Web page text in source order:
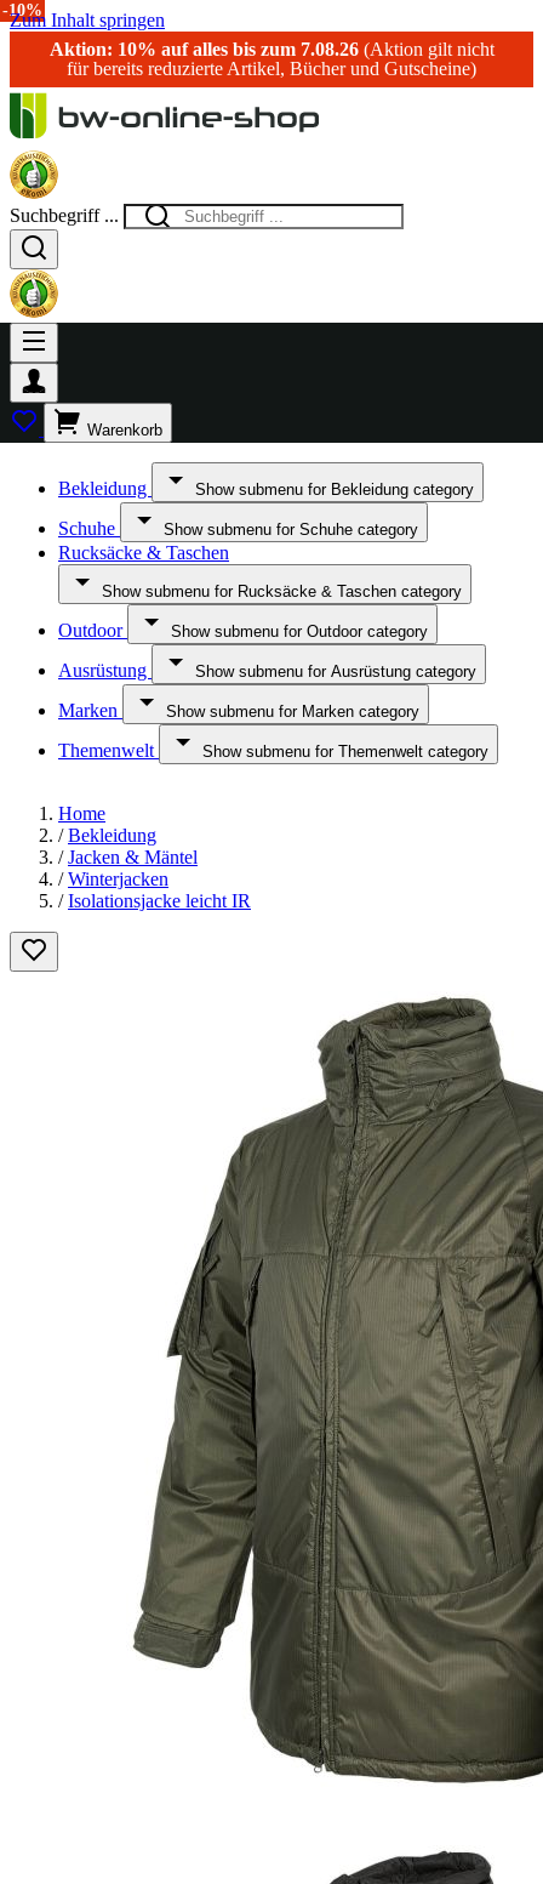
Zum Inhalt springen
Aktion: 10% auf alles bis zum 7.08.26(Aktion gilt nicht
für bereits reduzierte Artikel, Bücher und Gutscheine)
Suchbegriff ...
Warenkorb
Bekleidung Show submenu for Bekleidung category
Schuhe Show submenu for Schuhe category
Rucksäcke & Taschen
Show submenu for Rucksäcke & Taschen category
Outdoor Show submenu for Outdoor category
Ausrüstung Show submenu for Ausrüstung category
Marken Show submenu for Marken category
Themenwelt Show submenu for Themenwelt category
Home
/ Bekleidung
/ Jacken & Mäntel
/ Winterjacken
/ Isolationsjacke leicht IR
-15%
-10%